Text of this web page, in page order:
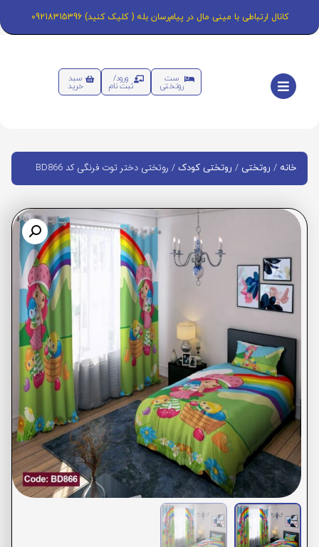
کانال ارتباطی با مینی مال در پیام‌رسان بله ( کلیک کنید) 09218315396
ست
روتختی
ورود/
ثبت نام
سبد
خرید
خانه / روتختی / روتختی کودک / روتختی دختر توت فرنگی کد BD866